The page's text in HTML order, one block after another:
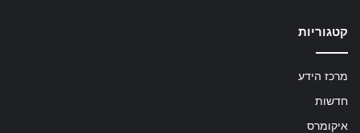
קטגוריות
מרכז הידע
חדשות
איקומרס